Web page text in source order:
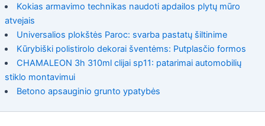
Kokias armavimo technikas naudoti apdailos plytų mūro
atvejais
Universalios plokštės Paroc: svarba pastatų šiltinime
Kūrybiški polistirolo dekorai šventėms: Putplasčio formos
CHAMALEON 3h 310ml clijai sp11: patarimai automobilių
stiklo montavimui
Betono apsauginio grunto ypatybės